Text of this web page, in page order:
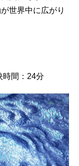
世界中に広がり
時間：24分